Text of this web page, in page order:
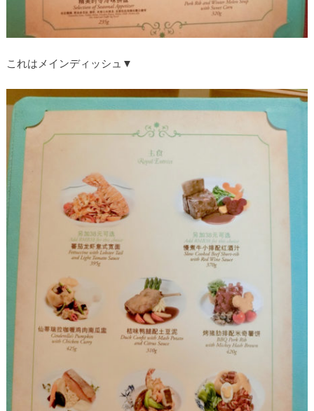
これはメインディッシュ▼